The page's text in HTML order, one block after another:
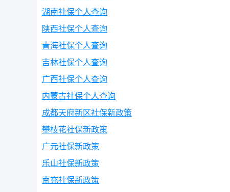
湖南社保个人查询
陕西社保个人查询
青海社保个人查询
吉林社保个人查询
广西社保个人查询
内蒙古社保个人查询
成都天府新区社保新政策
攀枝花社保新政策
广元社保新政策
乐山社保新政策
南充社保新政策